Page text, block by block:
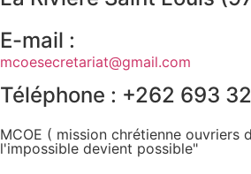
E-mail :
mcoesecretariat@gmail.com
Téléphone : +262 693
MCOE ( mission chrétienne ouvriers
l'impossible devient possible"